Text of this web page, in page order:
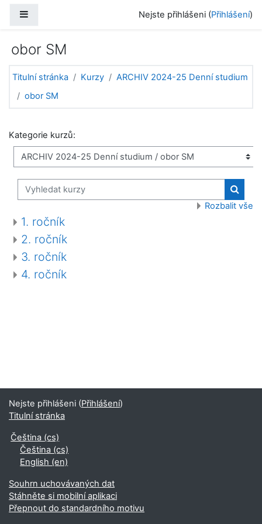
Nejste přihlášeni (Přihlášení)
obor SM
Titulní stránka Kurzy
ARCHIV 2024-25 Denní studium
obor SM
Kategorie kurzů:
Vyhledat kurzy
Rozbalit vše
1. ročník
2. ročník
3. ročník
4. ročník
Nejste přihlášeni (Přihlášení)
Titulní stránka
Čeština ‎(cs)‎
Čeština ‎(cs)‎
English ‎(en)‎
Souhrn uchovávaných dat
Stáhněte si mobilní aplikaci
Přepnout do standardního motivu